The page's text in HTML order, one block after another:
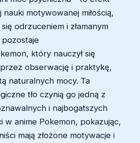
nauki motywowanej miłością,
odrzuceniem i złamanym
który nauczył się
obserwację i praktykę,
naturalnych mocy. Ta
tło czynią go jedną z
i najbogatszych
w anime Pokemon, pokazując,
mają złożone motywacje i